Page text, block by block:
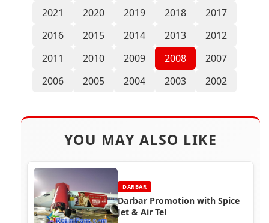
2021
2020 2019 2018
2017
2016
2015 2014 2013
2012
2011
2010 2009 2008
2007
2006
2005 2004 2003 2002
YOU MAY ALSO LIKE
DARBAR
Darbar Promotion with Spice
Jet & Air Tel